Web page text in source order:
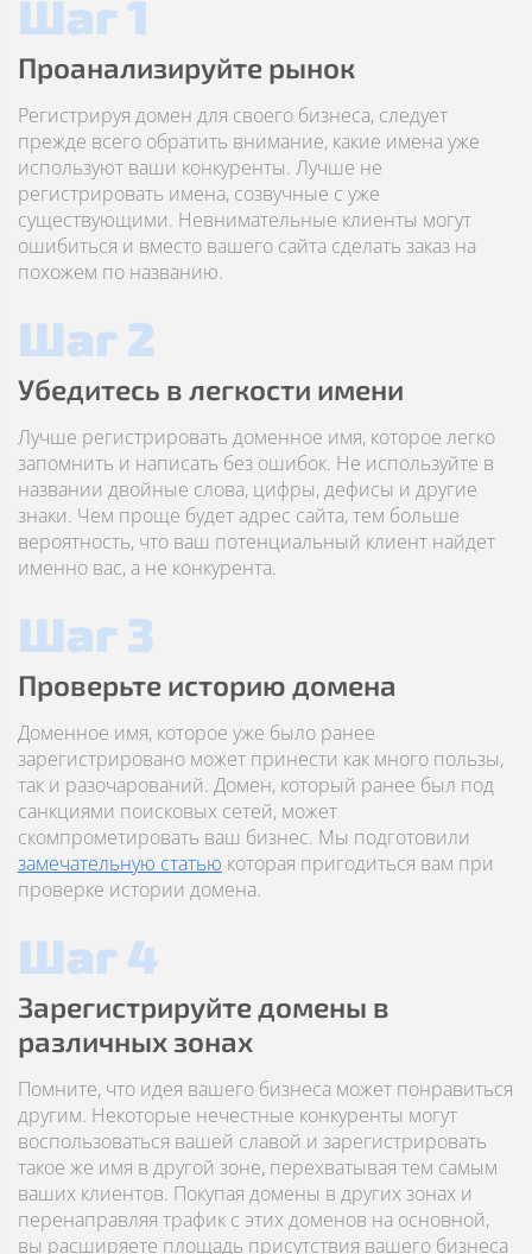
Шаг 1
Проанализируйте рынок
Регистрируя домен для своего бизнеса, следует
прежде всего обратить внимание, какие имена уже
используют ваши конкуренты. Лучше не
регистрировать имена, созвучные с уже
существующими. Невнимательные клиенты могут
ошибиться и вместо вашего сайта сделать заказ на
похожем по названию.
Шаг 2
Убедитесь в легкости имени
Лучше регистрировать доменное имя, которое легко
запомнить и написать без ошибок. Не используйте в
названии двойные слова, цифры, дефисы и другие
знаки. Чем проще будет адрес сайта, тем больше
вероятность, что ваш потенциальный клиент найдет
именно вас, а не конкурента.
Шаг 3
Проверьте историю домена
Доменное имя, которое уже было ранее
зарегистрировано может принести как много пользы,
так и разочарований. Домен, который ранее был под
санкциями поисковых сетей, может
скомпрометировать ваш бизнес. Мы подготовили
замечательную статью которая пригодиться вам при
проверке истории домена.
Шаг 4
Зарегистрируйте домены в
различных зонах
Помните, что идея вашего бизнеса может понравиться
другим. Некоторые нечестные конкуренты могут
воспользоваться вашей славой и зарегистрировать
такое же имя в другой зоне, перехватывая тем самым
ваших клиентов. Покупая домены в других зонах и
перенаправляя трафик с этих доменов на основной,
вы расширяете площадь присутствия вашего бизнеса